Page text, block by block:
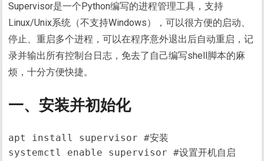
Supervisor是一个Python编写的进程管理工具，支持
Linux/Unix系统（不支持Windows），可以很方便的启动、
停止、重启多个进程，可以在程序意外退出后自动重启，记
录并输出所有控制台日志，免去了自己编写shell脚本的麻
烦，十分方便快捷。
一、安装并初始化
apt install supervisor #安装
systemctl enable supervisor #设置开机自启